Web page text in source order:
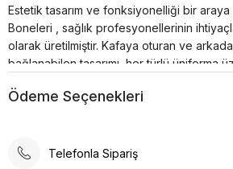
Estetik tasarım ve fonksiyonelliği bir
Boneleri , sağlık profesyonellerinin
olarak üretilmiştir. Kafaya oturan ve
bağlanabilen tasarımı, her türlü üniforma
Bonenin iç kısmında yer alan pamuklu özel
minimum seviyededir ve kolayca
Ödeme Seçenekleri
Telefonla Sipariş